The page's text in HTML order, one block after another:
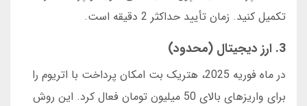
تکمیل کنید. زمان تأیید حداکثر 2 دقیقه است.
3. ارز دیجیتال (محدود)
در ماه فوریه 2025، هتریک بت امکان پرداخت با اتریوم را
برای واریزهای بالای 50 میلیون تومان فعال کرد. این روش